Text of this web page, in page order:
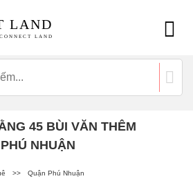
LAND
LAND
45 BÙI VĂN THÊM
NHUẬN
>> Quận Phú Nhuận